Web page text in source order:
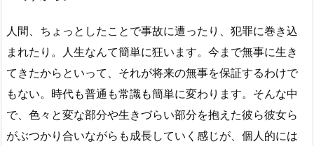
人間、ちょっとしたことで事故に遭ったり、犯罪に巻き込
まれたり。人生なんて簡単に狂います。今まで無事に生き
てきたからといって、それが将来の無事を保証するわけで
もない。時代も普通も常識も簡単に変わります。そんな中
で、色々と変な部分や生きづらい部分を抱えた彼ら彼女ら
がぶつかり合いながらも成長していく感じが、個人的には